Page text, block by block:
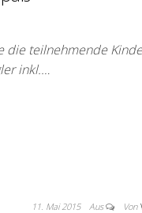
die teilnehmende
inkl.…
11. Mai 2015 Aus Von